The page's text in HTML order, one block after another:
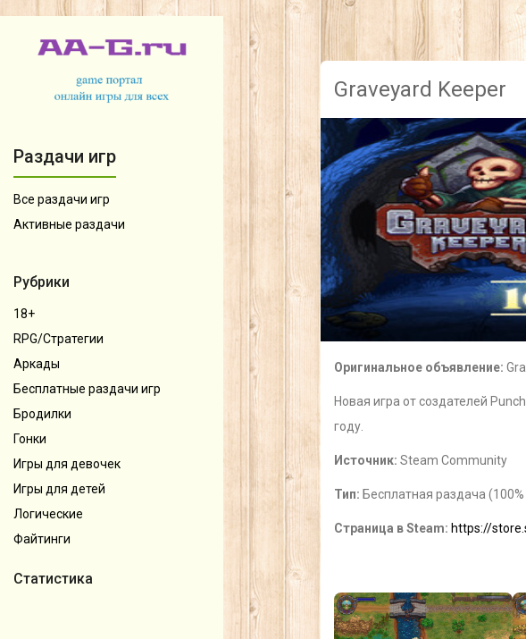
Раздачи игр
Все раздачи игр
Активные раздачи
Рубрики
18+
RPG/Стратегии
Аркады
Бесплатные раздачи игр
Бродилки
Гонки
Игры для девочек
Игры для детей
Логические
Файтинги
Статистика
Graveyard Keeper
Оригинальное объявление:
Новая игра от создателей
году.
Источник: Steam Community
Тип: Бесплатная раздача (100%
Страница в Steam: https://